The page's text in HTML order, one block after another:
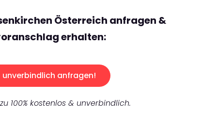
Österreich anfragen &
erhalten:
unverbindlich anfragen!
100% kostenlos & unverbindlich.